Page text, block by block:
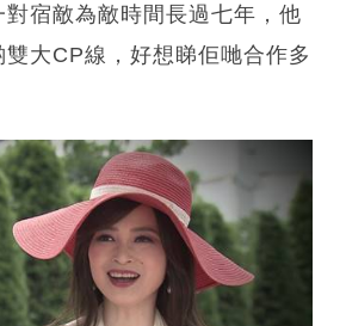
宿敵為敵時間長過七年，他
大CP線，好想睇佢哋合作多